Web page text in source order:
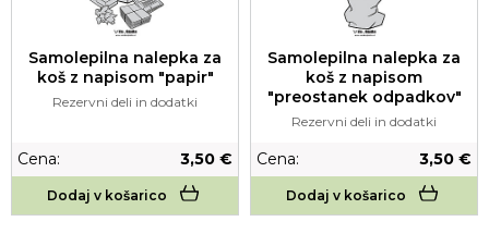
Samolepilna nalepka za
koš z napisom "papir"
Rezervni deli in dodatki
Cena: 3,50 €
Dodaj v košarico
Samolepilna nalepka za
koš z napisom
"preostanek odpadkov"
Rezervni deli in dodatki
Cena: 3,50 €
Dodaj v košarico